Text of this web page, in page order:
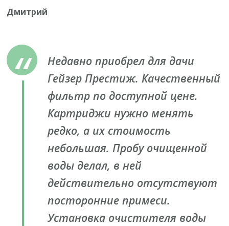
Дмитрий
Недавно приобрел для дачи
Гейзер Престиж. Качественный
фильтр по доступной цене.
Картриджи нужно менять
редко, а их стоимость
небольшая. Пробу очищенной
воды делал, в ней
действительно отсутствуют
посторонние примеси.
Установка очистителя воды